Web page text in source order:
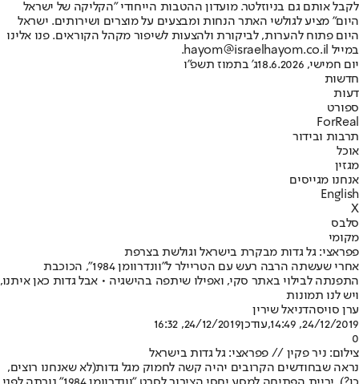
לקבל אותם גם בניוזלטר. מועדון ההטבות הייחודי "הקליקה של ישראל
היום" מציע לגולשי האתר הנחות ומבצעים על מוצרים ושירותים. ישראל
היום פתוח להערות, לביקורת ולהצעות לשיפור מקהל הקוראים. פנו אלינו
במייל hayom@israelhayom.co.il.
יום חמישי, 18.6.2026
ג' בתמוז תשפ"ו
חדשות
דעות
ספורט
ForReal
תרבות ובידור
אוכל
מגזין
אנחנו מגייסים
English
X
סלבס
מקומי
פפראצי: גל גדות מבקרת בישראל וגולשת בצרפת
אחרי שעשתה הרבה רעש עם הטריילר ל"וונדרוומן 1984", הכוכבת
התפנתה לבילוי באתר סקי, ואפילו שיתפה בהישגיה • אבל גדות כאן איתנו,
ויש לנו תמונות
ערן סויסהדניאל שירין
24/12/2019, 14:49
,עודכן24/12/2019, 16:32
0
צילום: ניר פקין // פפראצי: גל גדות בישראל
נראה שבחודשים הקרובים יהיה קשה לחמוק מגל גדות(לא שאנחנו רוצים,